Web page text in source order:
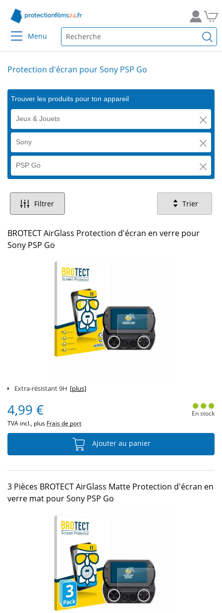
Menu
Protection d'écran pour Sony PSP Go
Trouver les produits pour ton appareil
Jeux & Jouets
Sony
PSP Go
Filtrer Trier
BROTECT AirGlass Protection d'écran en verre pour
Sony PSP Go
Extra-résistant 9H [plus]
4,99 €
TVA incl., plus Frais de port
En stock
Ajouter au panier
3 Pièces BROTECT AirGlass Matte Protection d'écran en
verre mat pour Sony PSP Go